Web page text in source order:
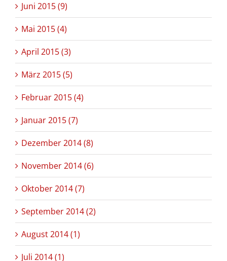
Juni 2015 (9)
Mai 2015 (4)
April 2015 (3)
März 2015 (5)
Februar 2015 (4)
Januar 2015 (7)
Dezember 2014 (8)
November 2014 (6)
Oktober 2014 (7)
September 2014 (2)
August 2014 (1)
Juli 2014 (1)